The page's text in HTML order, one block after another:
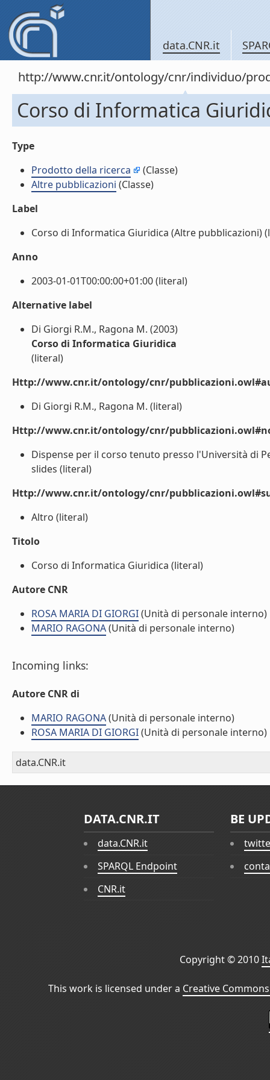
data.CNR.it
http://www.cnr.it/ontology/cnr/individuo/
Corso di Informatica
Type
Prodotto della ricerca
(Classe)
Altre pubblicazioni (Classe)
Label
Corso di Informatica Giuridica (Altre pubblicazioni)
Anno
2003-01-01T00:00:00+01:00 (literal)
Alternative label
Di Giorgi R.M., Ragona M. (2003)
Corso di Informatica Giuridica
(literal)
Http://www.cnr.it/ontology/cnr/
Di Giorgi R.M., Ragona M. (literal)
Http://www.cnr.it/ontology/cnr/
Dispense per il corso tenuto presso l'Università di
slides (literal)
Http://www.cnr.it/ontology/cnr/
Altro (literal)
Titolo
Corso di Informatica Giuridica (literal)
Autore CNR
ROSA MARIA DI GIORGI(Unità di personale interno)
MARIO RAGONA(Unità di personale interno)
Incoming links:
Autore CNR di
MARIO RAGONA(Unità di personale interno)
ROSA MARIA DI GIORGI(Unità di personale interno)
data.CNR.it
DATA.CNR.IT
data.CNR.it
SPARQL Endpoint
CNR.it
BE
Copyright © 2010
This work is licensed under a Creative